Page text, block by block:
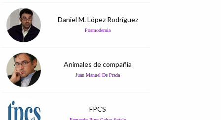
Daniel M. López Rodríguez
Posmodernia
Animales de compañía
Juan Manuel De Prada
FPCS